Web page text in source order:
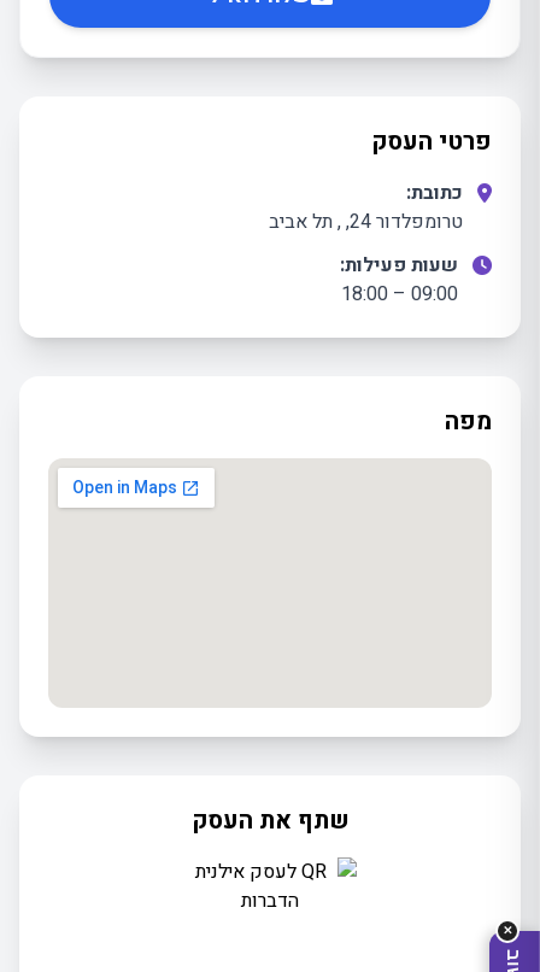
מחפשיםהיום?
פרטי העסק
כתובת:
טרומפלדור 24, , תל אביב
שעות פעילות:
09:00 – 18:00
מפה
שתף את העסק
✕